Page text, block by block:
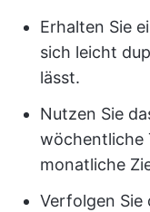
Erhalten Sie
sich leicht
lässt.
Nutzen Sie
wöchentliche
monatliche
Verfolgen Sie